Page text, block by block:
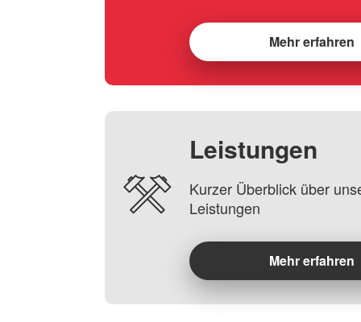
Mehr erfahren
Leistungen
Kurzer Überblick über
Leistungen
Mehr erfahren